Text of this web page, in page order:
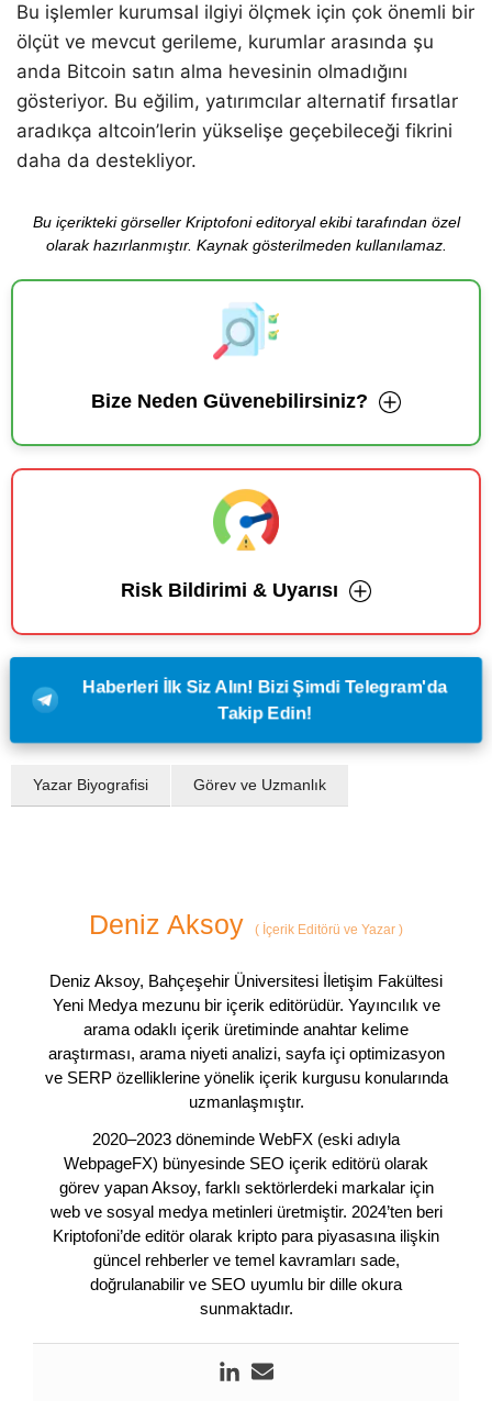
Bu işlemler kurumsal ilgiyi ölçmek için çok önemli bir
ölçüt ve mevcut gerileme, kurumlar arasında şu
anda Bitcoin satın alma hevesinin olmadığını
gösteriyor. Bu eğilim, yatırımcılar alternatif fırsatlar
aradıkça altcoin’lerin yükselişe geçebileceği fikrini
daha da destekliyor.
Bu içerikteki görseller Kriptofoni editoryal ekibi tarafından özel
olarak hazırlanmıştır. Kaynak gösterilmeden kullanılamaz.
Bize Neden Güvenebilirsiniz?
Risk Bildirimi & Uyarısı
Haberleri İlk Siz Alın! Bizi Şimdi Telegram'da
Takip Edin!
Yazar Biyografisi Görev ve Uzmanlık
Deniz Aksoy ( İçerik Editörü ve Yazar )
Deniz Aksoy, Bahçeşehir Üniversitesi İletişim Fakültesi
Yeni Medya mezunu bir içerik editörüdür. Yayıncılık ve
arama odaklı içerik üretiminde anahtar kelime
araştırması, arama niyeti analizi, sayfa içi optimizasyon
ve SERP özelliklerine yönelik içerik kurgusu konularında
uzmanlaşmıştır.
2020–2023 döneminde WebFX (eski adıyla
WebpageFX) bünyesinde SEO içerik editörü olarak
görev yapan Aksoy, farklı sektörlerdeki markalar için
web ve sosyal medya metinleri üretmiştir. 2024’ten beri
Kriptofoni’de editör olarak kripto para piyasasına ilişkin
güncel rehberler ve temel kavramları sade,
doğrulanabilir ve SEO uyumlu bir dille okura
sunmaktadır.